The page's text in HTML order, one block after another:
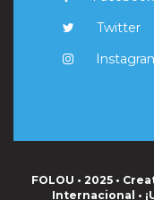
Twitter
FOLOU • 2025 •
Internacional •